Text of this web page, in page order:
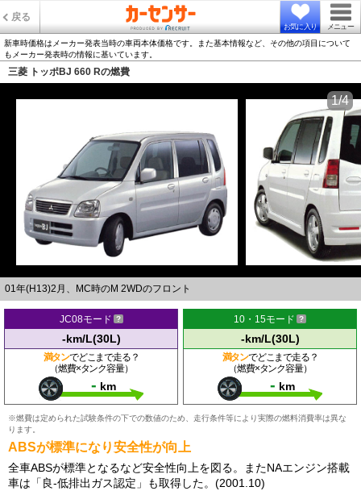
戻る
お気に入り メニュー
新車時価格はメーカー発表当時の車両本体価格です。また基本情報など、その他の項目について
もメーカー発表時の情報に基いています。
三菱 トッポBJ 660 Rの燃費
01年(H13)2月、MC時のM 2WDのフロント
1/4
JC08モード
-km/L(30L)
満タンでどこまで走る？
（燃費×タンク容量）
- km
10・15モード
-km/L(30L)
満タンでどこまで走る？
（燃費×タンク容量）
- km
※燃費は定められた試験条件の下での数値のため、走行条件等により実際の燃料消費率は異な
ります。
ABSが標準になり安全性が向上
全車ABSが標準となるなど安全性向上を図る。またNAエンジン搭載
車は「良-低排出ガス認定」も取得した。(2001.10)